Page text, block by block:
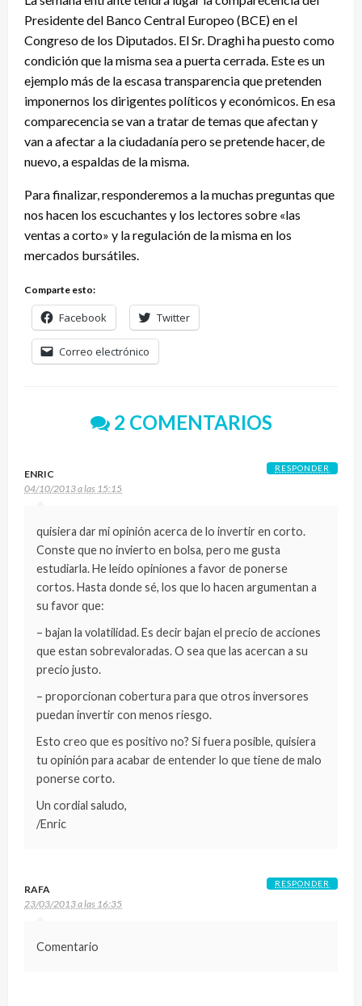
Presidente del Banco Central Europeo (BCE) en el
Congreso de los Diputados. El Sr. Draghi ha puesto como
condición que la misma sea a puerta cerrada. Este es un
ejemplo más de la escasa transparencia que pretenden
imponernos los dirigentes políticos y económicos. En esa
comparecencia se van a tratar de temas que afectan y
van a afectar a la ciudadanía pero se pretende hacer, de
nuevo, a espaldas de la misma.
Para finalizar, responderemos a la muchas preguntas que
nos hacen los escuchantes y los lectores sobre «las
ventas a corto» y la regulación de la misma en los
mercados bursátiles.
Comparte esto:
Facebook Twitter
Correo electrónico
2 COMENTARIOS
ENRIC
04/10/2013 a las 15:15
quisiera dar mi opinión acerca de lo invertir en corto.
Conste que no invierto en bolsa, pero me gusta
estudiarla. He leído opiniones a favor de ponerse
cortos. Hasta donde sé, los que lo hacen argumentan a
su favor que:
– bajan la volatilidad. Es decir bajan el precio de acciones
que estan sobrevaloradas. O sea que las acercan a su
precio justo.
– proporcionan cobertura para que otros inversores
puedan invertir con menos riesgo.
Esto creo que es positivo no? Si fuera posible, quisiera
tu opinión para acabar de entender lo que tiene de malo
ponerse corto.
Un cordial saludo,
/Enric
RESPONDER
RAFA
23/03/2013 a las 16:35
Comentario
RESPONDER